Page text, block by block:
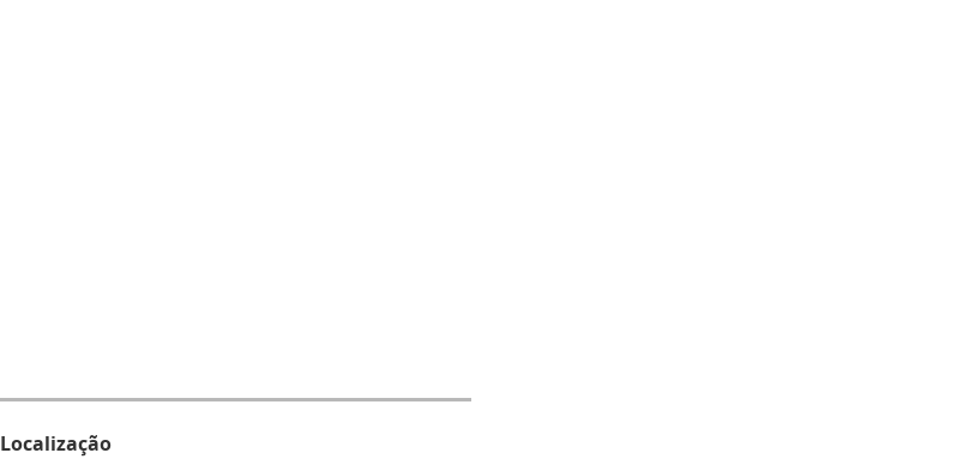
Localização